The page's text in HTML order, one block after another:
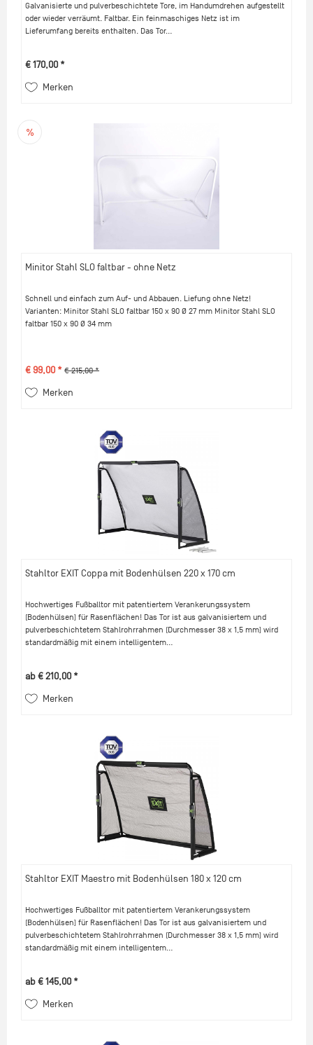
Galvanisierte und pulverbeschichtete Tore, im Handumdrehen aufgestellt
oder wieder verräumt. Faltbar. Ein feinmaschiges Netz ist im
Lieferumfang bereits enthalten. Das Tor...
€ 170,00 *
Merken
Minitor Stahl SLO faltbar - ohne Netz
Schnell und einfach zum Auf- und Abbauen. Liefung ohne Netz!
Varianten: Minitor Stahl SLO faltbar 150 x 90 Ø 27 mm Minitor Stahl SLO
faltbar 150 x 90 Ø 34 mm
€ 99,00 * € 215,00 *
Merken
Stahltor EXIT Coppa mit Bodenhülsen 220 x 170 cm
Hochwertiges Fußballtor mit patentiertem Verankerungssystem
(Bodenhülsen) für Rasenflächen! Das Tor ist aus galvanisiertem und
pulverbeschichtetem Stahlrohrrahmen (Durchmesser 38 x 1,5 mm) wird
standardmäßig mit einem intelligentem...
ab € 210,00 *
Merken
Stahltor EXIT Maestro mit Bodenhülsen 180 x 120 cm
Hochwertiges Fußballtor mit patentiertem Verankerungssystem
(Bodenhülsen) für Rasenflächen! Das Tor ist aus galvanisiertem und
pulverbeschichtetem Stahlrohrrahmen (Durchmesser 38 x 1,5 mm) wird
standardmäßig mit einem intelligentem...
ab € 145,00 *
Merken